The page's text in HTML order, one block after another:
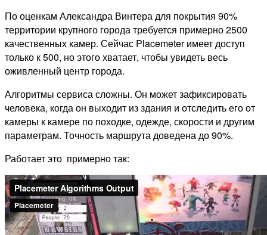
По оценкам Александра Винтера для покрытия 90%
территории крупного города требуется примерно 2500
качественных камер. Сейчас Placemeter имеет доступ
только к 500, но этого хватает, чтобы увидеть весь
оживленный центр города.
Алгоритмы сервиса сложны. Он может зафиксировать
человека, когда он выходит из здания и отследить его от
камеры к камере по походке, одежде, скорости и другим
параметрам. Точность маршрута доведена до 90%.
Работает это примерно так: